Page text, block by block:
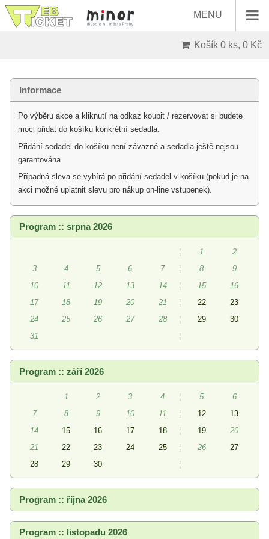
MENU
Košík 0 ks, 0 Kč
Informace
Po výběru akce a kliknutí na odkaz koupit / rezervovat si budete
moci přidat do košíku konkrétní sedadla.
Přidání sedadel do košíku není závazné a sedadla ještě nejsou
garantována.
Případná sleva se vybírá po přidání sedadel v košíku (pokud je na
akci možné uplatnit slevu pro nákup on-line vstupenek).
Program :: srpna 2026
¦ 1
2
3
4 5 6 7 ¦ 8
9
10
11 12 13 14 ¦ 15
16
17
18 19 20 21 ¦ 22
23
24
25 26 27 28 ¦ 29
30
31
¦
Program :: září 2026
1 2 3 4 ¦ 5
6
7
8 9 10 11 ¦ 12
13
14
15 16 17 18 ¦ 19
20
21
22 23 24 25 ¦ 26
27
28
29 30 ¦
Program :: října 2026
Program :: listopadu 2026